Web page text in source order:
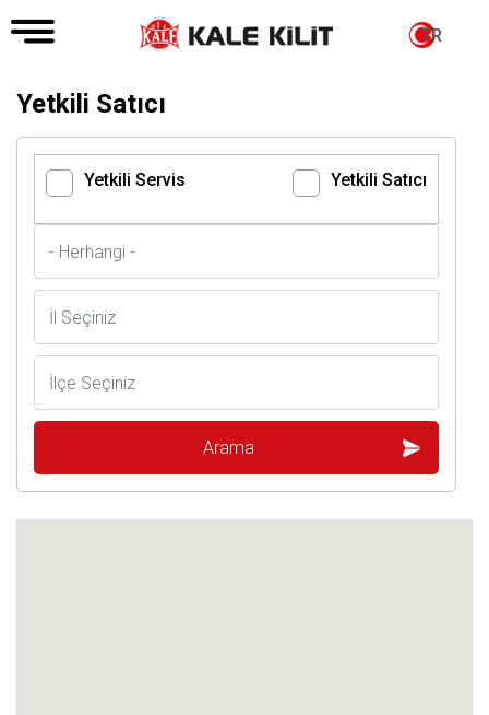
TR
Yetkili Satıcı
Yetkili Servis Yetkili Satıcı